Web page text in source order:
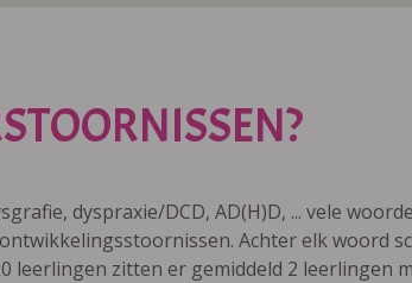
dyspraxie/DCD, AD(H)D, ... vele
Achter elk woord
leerlingen zitten er gemiddeld 2 leerlingen